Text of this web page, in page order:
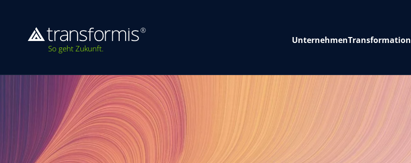
So geht Zukunft.
UnternehmenTransformation